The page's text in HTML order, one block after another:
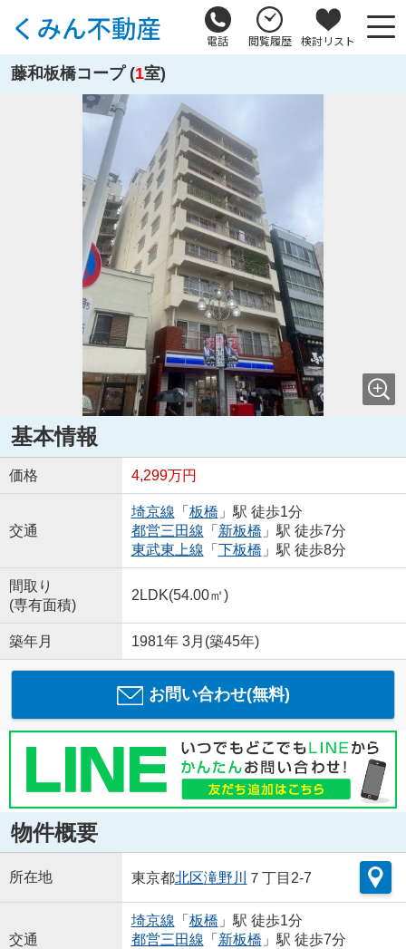
電話 閲覧履歴 検討リスト
藤和板橋コープ (1室)
基本情報
価格 4,299万円
交通
埼京線 「 板橋 」駅 徒歩1分
都営三田線 「 新板橋 」駅 徒歩7分
東武東上線 「 下板橋 」駅 徒歩8分
間取り
(専有面積)
2LDK(54.00㎡)
築年月 1981年 3月(築45年)
お問い合わせ(無料)
物件概要
所在地 東京都北区滝野川 ７丁目2-7
交通
埼京線 「 板橋 」駅 徒歩1分
都営三田線 「 新板橋 」駅 徒歩7分